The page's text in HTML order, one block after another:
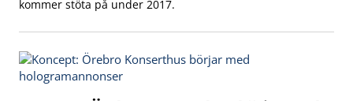
kommer stöta på under 2017.